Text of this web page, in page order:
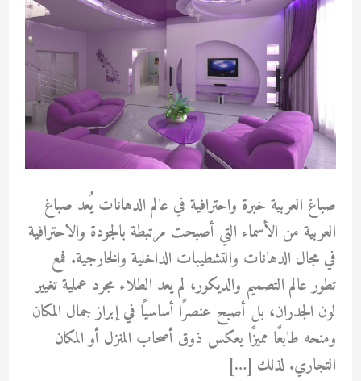
صباغ العربية خبرة واحترافية في عالم الدهانات يُعد صباغ
العربية من الأسماء التي أصبحت مرتبطة بالجودة والاحترافية
في مجال الدهانات والتشطيبات الداخلية والخارجية. فمع
تطور عالم التصميم والديكور، لم يعد الطلاء مجرد عملية تغيير
لون الجدران، بل أصبح عنصرًا أساسيًا في إبراز جمال المكان
ومنحه طابعًا مميزًا يعكس ذوق أصحاب المنزل أو المكان
التجاري. لذلك […]